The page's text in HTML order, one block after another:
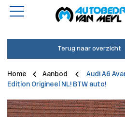
Terug naar overzicht
Home Aanbod
Audi A6
Edition Origineel NL! BTW auto!